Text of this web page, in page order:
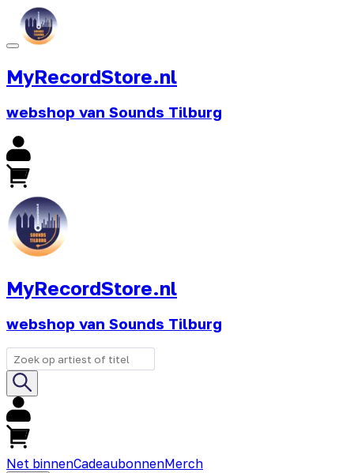
MyRecordStore.nl
webshop van Sounds Tilburg
MyRecordStore.nl
webshop van Sounds Tilburg
Net binnenCadeaubonnenMerch